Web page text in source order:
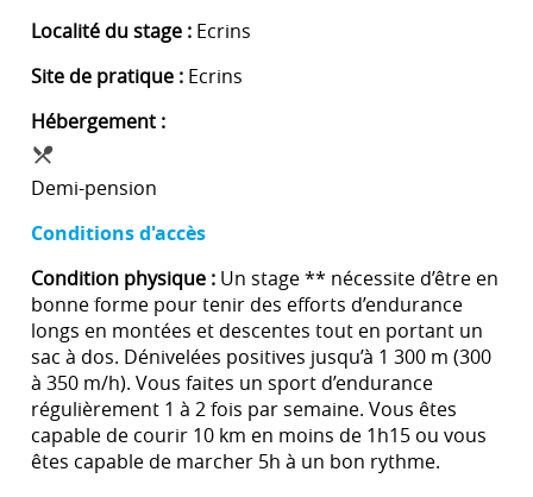
Localité du stage : Ecrins
Site de pratique : Ecrins
Hébergement :
Demi-pension
Conditions d'accès
Condition physique : Un stage ** nécessite d’être en
bonne forme pour tenir des efforts d’endurance
longs en montées et descentes tout en portant un
sac à dos. Dénivelées positives jusqu’à 1 300 m (300
à 350 m/h). Vous faites un sport d’endurance
régulièrement 1 à 2 fois par semaine. Vous êtes
capable de courir 10 km en moins de 1h15 ou vous
êtes capable de marcher 5h à un bon rythme.